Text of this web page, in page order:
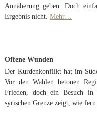
Annäherung geben. Doch
Ergebnis nicht. Mehr…
Offene Wunden
Der Kurdenkonflikt hat im
Vor den Wahlen betonen
Frieden, doch ein Besuch
syrischen Grenze zeigt, wie